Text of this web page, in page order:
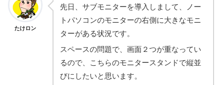
たけロン
先日、サブモニターを導入しまして、ノー
トパソコンのモニターの右側に大きなモニ
ターがある状況です。
スペースの問題で、画面２つが重なってい
るので、こちらのモニタースタンドで縦並
びにしたいと思います。